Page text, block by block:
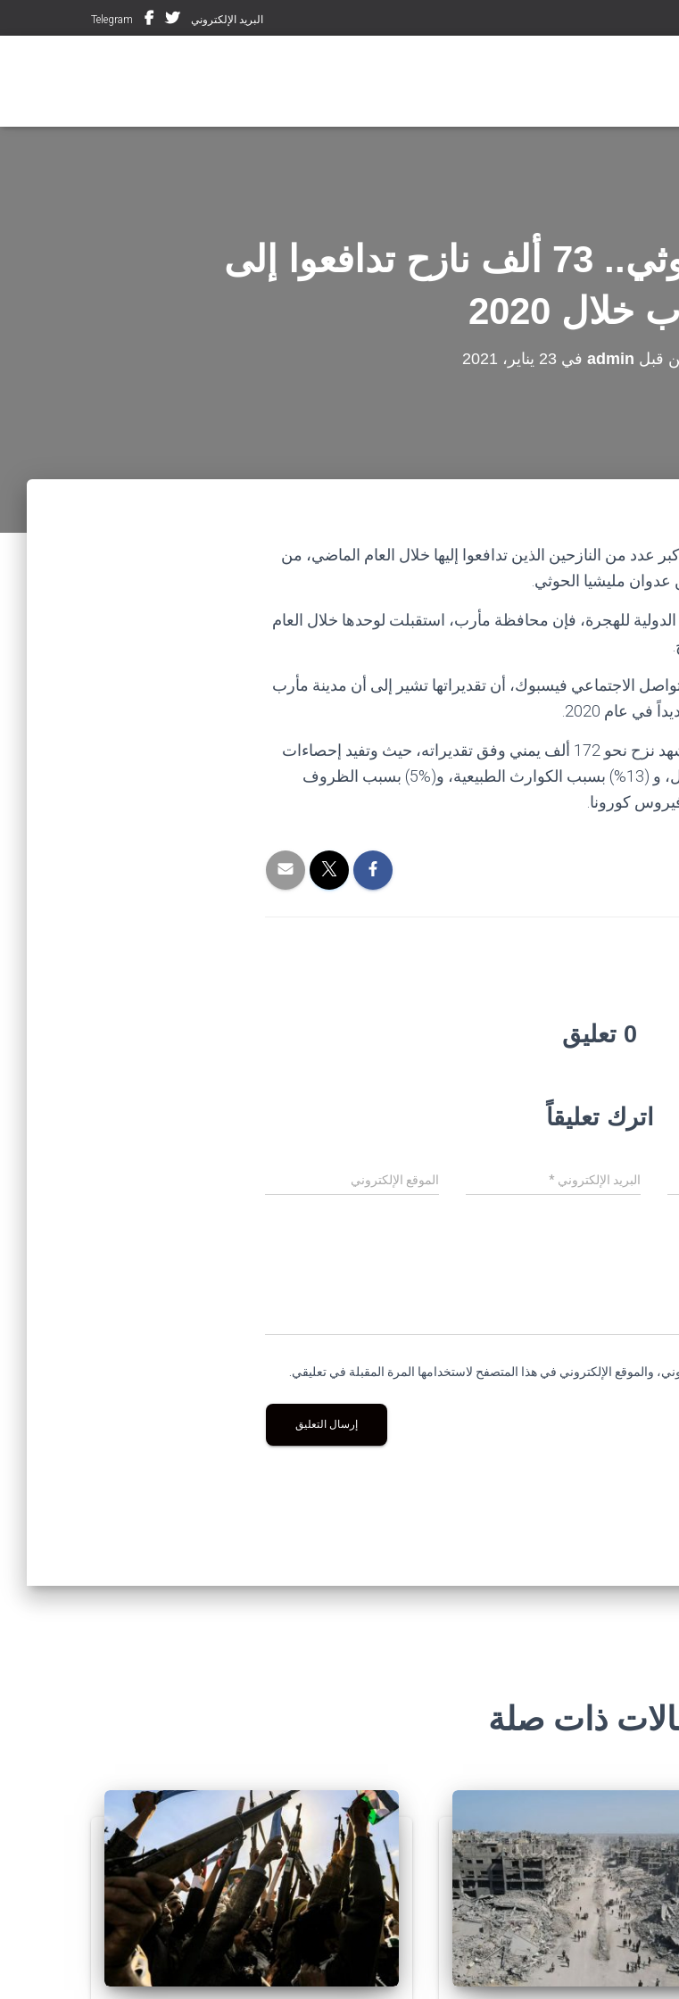
البريد الإلكتروني Telegram
هربًا من عدوان الحوثي.. 73 ألف نازح تدافعوا إلى
2020
قبل admin في 23 يناير، 2021
عدد من النازحين الذين تدافعوا إليها خلال العام الماضي، من
مليشيا الحوثي.
للهجرة، فإن محافظة مأرب، استقبلت لوحدها خلال العام
الاجتماعي فيسبوك، أن تقديراتها تشير إلى أن مدينة مأرب
وأشارت المنظمة إلى أن العام الماضي شهد نزح نحو 172 ألف يمني وفق تقديراته، حيث وتفيد إحصاءات
أن (82%) من النازحين نزحوا بسبب القتال، و (13%) بسبب الكوارث الطبيعية، و(%5) بسبب الظروف
كورونا.
0 تعليق
اترك تعليقاً
البريد الإلكتروني * الموقع الإلكتروني
والموقع الإلكتروني في هذا المتصفح لاستخدامها المرة المقبلة في تعليقي.
ذات صلة